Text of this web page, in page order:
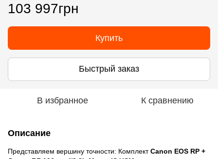
103 997грн
Купить
Быстрый заказ
В избранное К сравнению
Описание
Представляем вершину точности: КомплектCanon EOS RP +